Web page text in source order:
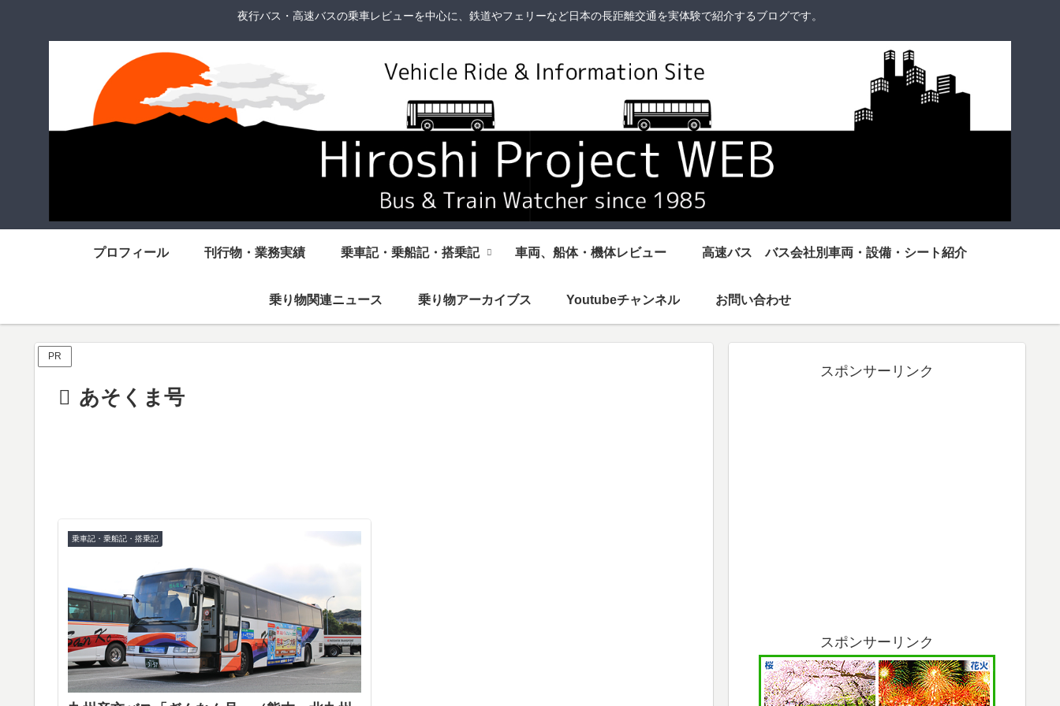
夜行バス・高速バスの乗車レビューを中心に、鉄道やフェリーなど日本の長距離交通を実体験で紹介するブログです。
プロフィール 刊行物・業務実績 乗車記・乗船記・搭乗記 車両、船体・機体レビュー 高速バス バス会社別車両・設備・シート紹介
乗り物関連ニュース 乗り物アーカイブス Youtubeチャンネル お問い合わせ
PR
あそくま号
乗車記・乗船記・搭乗記
スポンサーリンク
スポンサーリンク